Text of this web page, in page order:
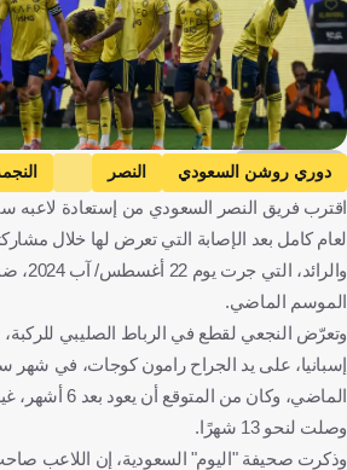
Getty Images
دوري روشن السعودي النصر
النجمة
سامي النجعي المملكة
اقترب فريق النصر السعودي من إستعادة لاعبه
لعام كامل بعد الإصابة التي تعرض لها خلال
الموسم الماضي.
وتعرّض النجعي لقطع في الرباط الصليبي للركبة،
إسبانيا، على يد الجراح رامون كوجات، في شهر
الماضي، وكان من
وصلت لنحو 13 شهرًا.